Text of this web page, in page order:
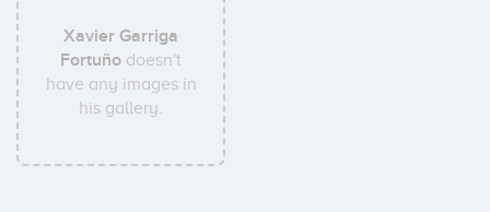
Xavier Garriga
Fortuño doesn't
have any images in
his gallery.